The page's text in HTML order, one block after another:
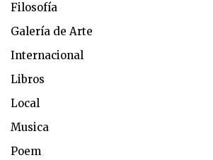
Filosofía
Galería de Arte
Internacional
Libros
Local
Musica
Poem